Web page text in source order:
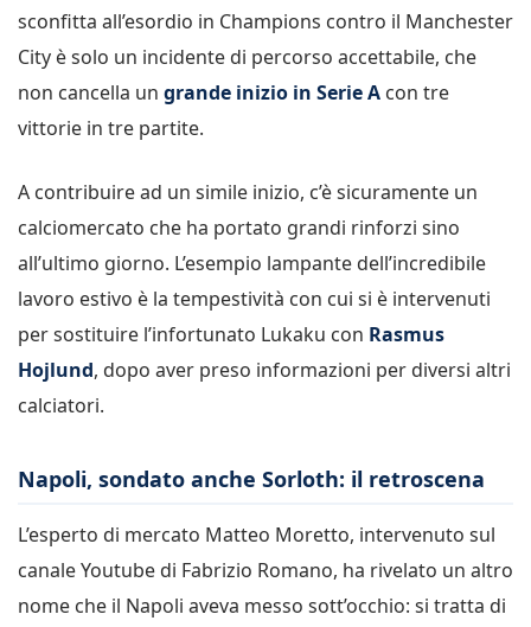
sconfitta all’esordio in Champions contro il Manchester
City è solo un incidente di percorso accettabile, che
non cancella un grande inizio in Serie A con tre
vittorie in tre partite.
A contribuire ad un simile inizio, c’è sicuramente un
calciomercato che ha portato grandi rinforzi sino
all’ultimo giorno. L’esempio lampante dell’incredibile
lavoro estivo è la tempestività con cui si è intervenuti
per sostituire l’infortunato Lukaku con Rasmus
Hojlund, dopo aver preso informazioni per diversi altri
calciatori.
Napoli, sondato anche Sorloth: il retroscena
L’esperto di mercato Matteo Moretto, intervenuto sul
canale Youtube di Fabrizio Romano, ha rivelato un altro
nome che il Napoli aveva messo sott’occhio: si tratta di